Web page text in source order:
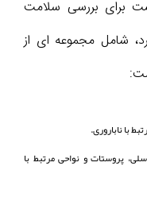
برای بررسی سلامت
شامل مجموعه‌ ای از
با ناباروری.
پروستات و نواحی مرتبط با